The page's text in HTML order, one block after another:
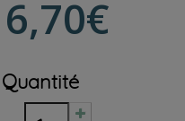
6,70€
Quantité